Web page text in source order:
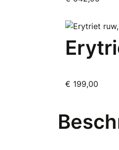
€ 199,00